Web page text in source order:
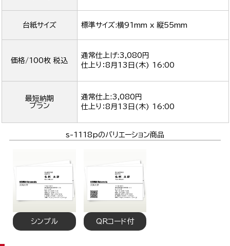
台紙サイズ 標準サイズ:横91mm x 縦55mm
価格/100枚 税込
通常仕上げ:3,080円
仕上り：8月13日(木) 16:00
最短納期
プラン
通常仕上:3,080円
仕上り：8月13日(木) 16:00
s-1118pのバリエーション商品
シンプル QRコード付